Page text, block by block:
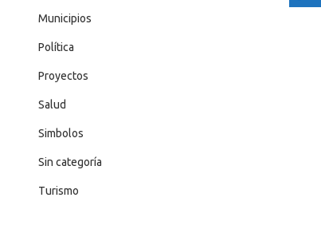
Municipios
Política
Proyectos
Salud
Simbolos
Sin categoría
Turismo